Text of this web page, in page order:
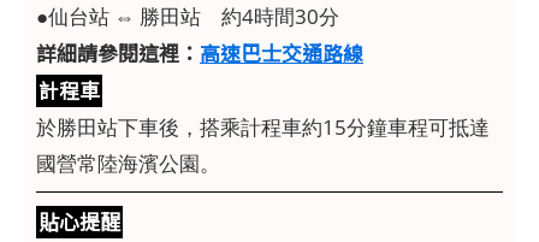
●仙台站 ⇔ 勝田站 約4時間30分
詳細請參閱這裡： 高速巴士交通路線
計程車
於勝田站下車後，搭乘計程車約15分鐘車程可抵達
國營常陸海濱公園。
貼心提醒